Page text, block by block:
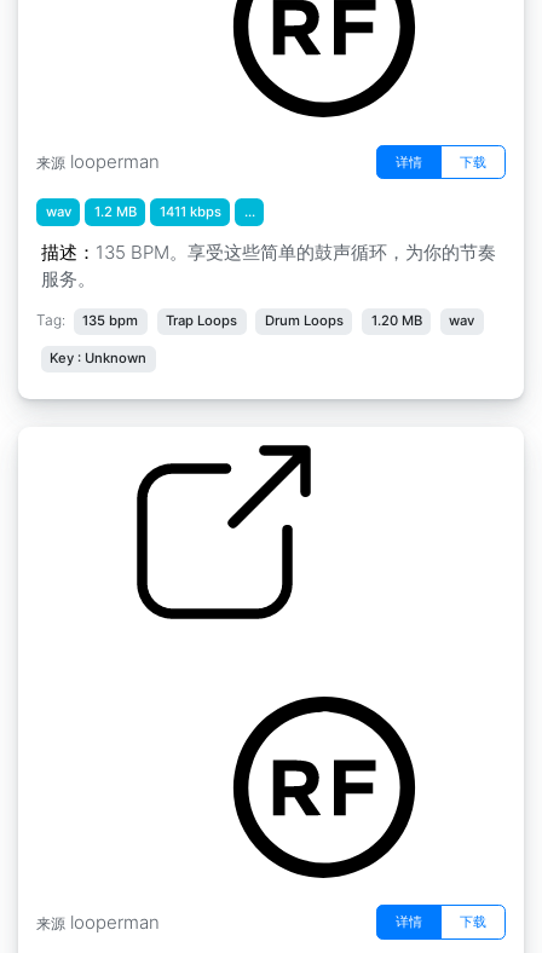
来源 looperman 详情 下载
wav 1.2 MB 1411 kbps ...
描述： 135 BPM。享受这些简单的鼓声循环，为你的节奏
服务。
Tag: 135 bpm Trap Loops Drum Loops 1.20 MB wav
Key : Unknown
来源 looperman 详情 下载